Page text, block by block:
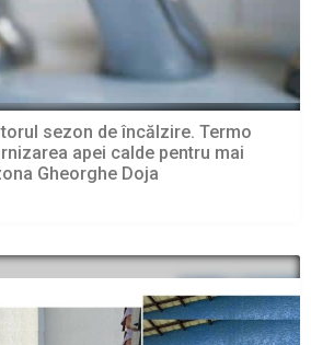
sezon de încălzire. Termo
apei calde pentru mai
Gheorghe Doja